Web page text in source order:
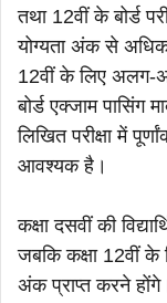
तथा 12वीं के बोर्ड
योग्यता अंक से
12वीं के लिए अलग-
बोर्ड एक्जाम पासिंग
लिखित परीक्षा में
आवश्यक है।
कक्षा दसवीं की
जबकि कक्षा 12वीं के
अंक प्राप्त करने